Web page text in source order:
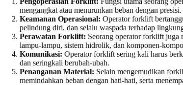
mengangkat atau menurunkan beban dengan presisi.
Keamanan Operasional: Operator forklift
pelindung diri, dan selalu waspada terhadap
Perawatan Forklift: Seorang operator forklift juga
lampu-lampu, sistem hidrolik, dan komponen-
Komunikasi: Operator forklift sering kali harus
dan seringkali berubah-ubah.
Penanganan Material: Selain mengemudikan
memindahkan beban dengan hati-hati, serta